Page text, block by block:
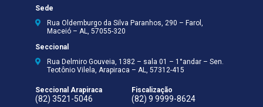
Sede
Rua Oldemburgo da Silva Paranhos, 290 – Farol,
Maceió – AL, 57055-320
Seccional
Rua Delmiro Gouveia, 1382 – sala 01 – 1°andar – Sen.
Teotônio Vilela, Arapiraca – AL, 57312-415
Seccional Arapiraca
(82) 3521-5046
Fiscalização
(82) 9 9999-8624